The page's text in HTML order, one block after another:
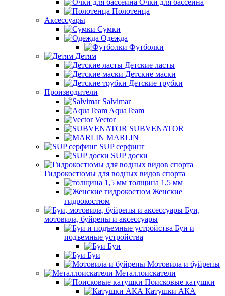
Очки для бассейна
Полотенца
Аксессуары
Сумки
Одежда
Футболки
Детям
Детские ласты
Детские маски
Детские трубки
Производители
Salvimar
AquaTeam
Vector
SUBVENATOR
MARLIN
SUP серфинг
SUP доски
Гидрокостюмы для водных видов спорта
толщина 1,5 мм
Женские
гидрокостюм
Буи,
мотовила, буйрепы и аксессуары
Буи и
подъемные устройства
Буи
Буи
Мотовила и буйрепы
Металлоискатели
Поисковые катушки
Катушки АКА